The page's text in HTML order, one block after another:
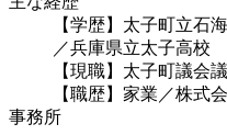
【学歴】太子町立石
／兵庫県立太子高校
【現職】太子町議会
【職歴】家業／株式
事務所